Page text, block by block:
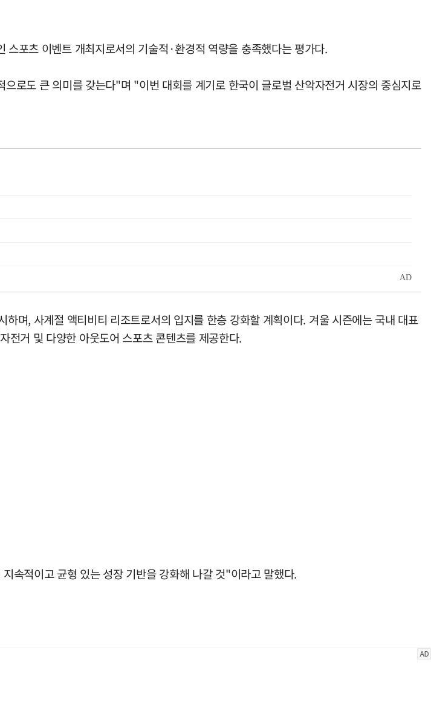
포츠 이벤트 개최지로서의 기술적·환경적 역량을 충족했다는 평가다.
로도 큰 의미를 갖는다"며 "이번 대회를 계기로 한국이 글로벌 산악자전거 시장의 중심지로
며, 사계절 액티비티 리조트로서의 입지를 한층 강화할 계획이다. 겨울 시즌에는 국내 대표
전거 및 다양한 아웃도어 스포츠 콘텐츠를 제공한다.
속적이고 균형 있는 성장 기반을 강화해 나갈 것"이라고 말했다.